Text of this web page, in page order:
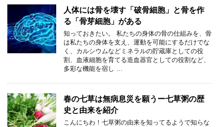
人体には骨を壊す「破骨細胞」と骨を作
る「骨芽細胞」がある
知っておきたい。 私たちの身体の骨の仕組みを、骨
は私たちの身体を支え、運動を可能にするだけでな
く、カルシウムなどミネラルの貯蔵庫としての役
割、血液細胞を育てる造血器官としての役割など、
多彩な機能を宿し …
春の七草は無病息災を願うー七草粥の歴
史と由来を紹介
こんにちわ！七草粥の由来を知ってるようで知らな